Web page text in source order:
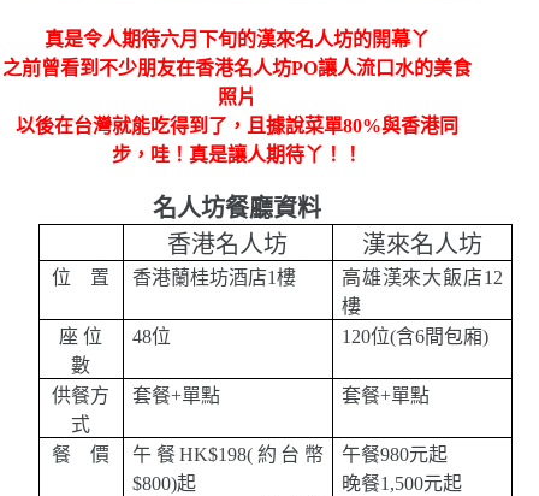
真是令人期待六月下旬的漢來名人坊的開幕丫
之前曾看到不少朋友在香港名人坊PO讓人流口水的美食
照片
以後在台灣就能吃得到了，且據說菜單80%與香港同
步，哇！真是讓人期待丫！！
名人坊餐廳資料
香港名人坊
漢來名人坊
位 置 香港蘭桂坊酒店1樓 高雄漢來大飯店12
樓
座 位
數
48位 120位(含6間包廂)
供餐方
式
套餐+單點 套餐+單點
餐 價 午餐HK$198( 約台幣
$800)起
午餐980元起
晚餐1,500元起